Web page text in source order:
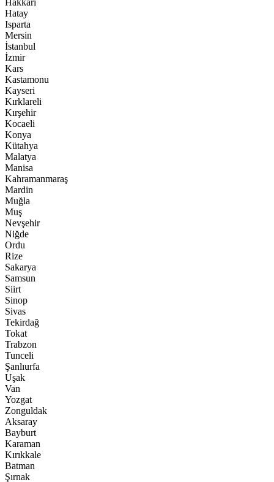
Hakkari
Hatay
Isparta
Mersin
İstanbul
İzmir
Kars
Kastamonu
Kayseri
Kırklareli
Kırşehir
Kocaeli
Konya
Kütahya
Malatya
Manisa
Kahramanmaraş
Mardin
Muğla
Muş
Nevşehir
Niğde
Ordu
Rize
Sakarya
Samsun
Siirt
Sinop
Sivas
Tekirdağ
Tokat
Trabzon
Tunceli
Şanlıurfa
Uşak
Van
Yozgat
Zonguldak
Aksaray
Bayburt
Karaman
Kırıkkale
Batman
Şırnak